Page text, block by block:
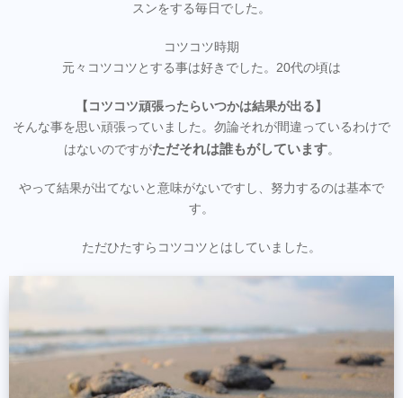
スンをする毎日でした。
コツコツ時期
元々コツコツとする事は好きでした。20代の頃は
【コツコツ頑張ったらいつかは結果が出る】
そんな事を思い頑張っていました。勿論それが間違っているわけで
はないのですがただそれは誰もがしています。
やって結果が出てないと意味がないですし、努力するのは基本で
す。
ただひたすらコツコツとはしていました。